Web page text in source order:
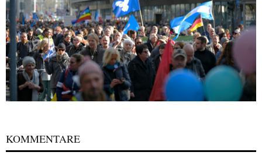
KOMMENTARE